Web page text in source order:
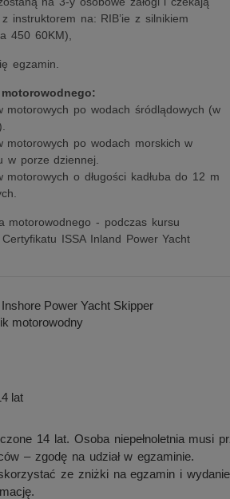
instruktorem na: RIB’ie z silnikiem
450 60KM),
egzamin.
motorowych po wodach śródlądowych (w
motorowych po wodach morskich w
porze dziennej.
motorowych o długości kadłuba do 12 m
motorowodnego - podczas kursu
ISSA Inland Power Yacht
Power Yacht Skipper
motorowodny
lat
14 lat. Osoba niepełnoletnia musi
– zgodę na udział w egzaminie.
ze zniżki na egzamin i